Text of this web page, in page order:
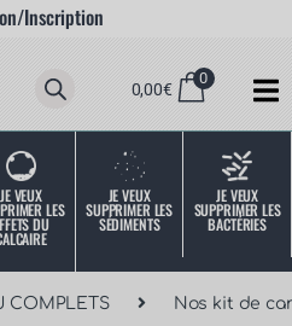
Inscription
0,00€
0
JE VEUX
LES
DU
JE VEUX
SUPPRIMER LES
SÉDIMENTS
JE VEUX
SUPPRIMER LES
BACTÉRIES
COMPLETS Nos kit de